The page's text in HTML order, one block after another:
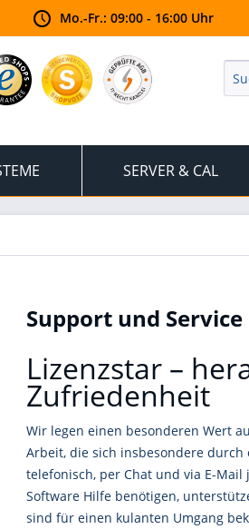
Mo.-Fr.: 09:00 - 16:00 Uhr
SERVER & CAL
Support und Service
Lizenzstar –
Zufriedenheit
Wir legen einen besonderen Wert
Arbeit, die sich insbesondere
telefonisch, per Chat und via E-
Software Hilfe benötigen,
sind für einen kulanten Umgang